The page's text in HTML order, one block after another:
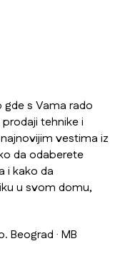
s Vama rado
tehnike i
vestima iz
da odaberete
i kako da
u svom domu,
Beograd · MB